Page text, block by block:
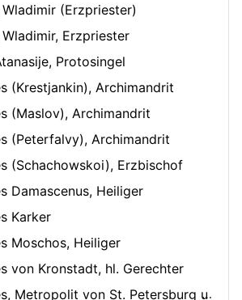
(Erzpriester)
Erzpriester
Protosingel
(Krestjankin), Archimandrit
(Maslov), Archimandrit
(Peterfalvy), Archimandrit
(Schachowskoi), Erzbischof
Damascenus, Heiliger
Karker
Moschos, Heiliger
von Kronstadt, hl. Gerechter
von St. Petersburg und Ladoga